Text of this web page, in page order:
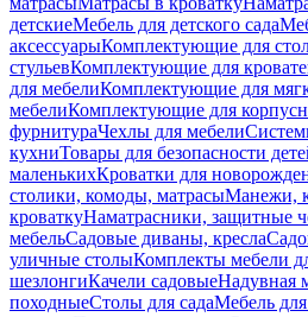
детскиеМебель для детского сада
аксессуарыКомплектующие для
стульевКомплектующие для
для мебелиКомплектующие для
мебелиКомплектующие для
фурнитураЧехлы для мебели
кухниТовары для безопасности
маленькихКроватки для
столики, комоды, матрасыМанежи,
кроваткуНаматрасники, защитные
мебельСадовые диваны, кресла
уличные столыКомплекты мебели
шезлонгиКачели садовыеНадувная
походныеСтолы для садаМебель